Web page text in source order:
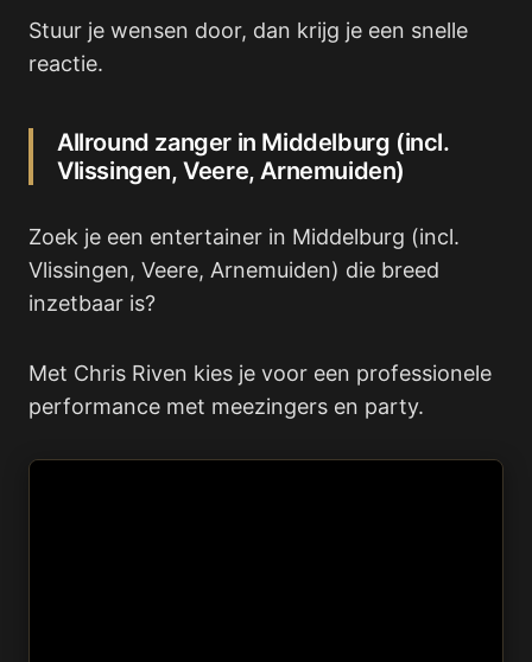
Stuur je wensen door, dan krijg je een snelle
reactie.
Allround zanger in Middelburg (incl.
Vlissingen, Veere, Arnemuiden)
Zoek je een entertainer in Middelburg (incl.
Vlissingen, Veere, Arnemuiden) die breed
inzetbaar is?
Met Chris Riven kies je voor een professionele
performance met meezingers en party.